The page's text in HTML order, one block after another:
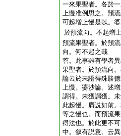
一來果聖者。各於
上慢准例思之。預
可起増上慢是以。
於預流向。不起増
預流果聖者。於預
向。何不起之哉
答。此事雖有學者
果聖者。於預流向
論云於未證得殊勝
上慢。婆沙論。述
謂得。未獲謂獲。
此起慢。廣説如前
等之慢也。而預流
得法也。於此更不
中。叙有説意。云